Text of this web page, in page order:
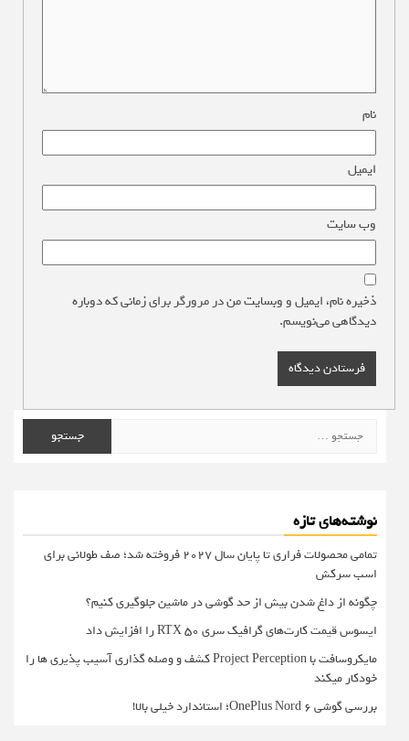
نام
ایمیل
وب‌ سایت
ذخیره نام، ایمیل و وبسایت من در مرورگر برای زمانی که دوباره
دیدگاهی می‌نویسم.
برای:
نوشته‌های تازه
تمامی محصولات فراری تا پایان سال ۲۰۲۷ فروخته شد؛ صف طولانی برای
اسب سرکش
چگونه از داغ شدن بیش از حد گوشی در ماشین جلوگیری کنیم؟
ایسوس قیمت کارت‌های گرافیک سری RTX 50 را افزایش داد
مایکروسافت با Project Perception کشف و وصله گذاری آسیب پذیری ها را
خودکار میکند
بررسی گوشی OnePlus Nord 6؛ استاندارد خیلی بالا!